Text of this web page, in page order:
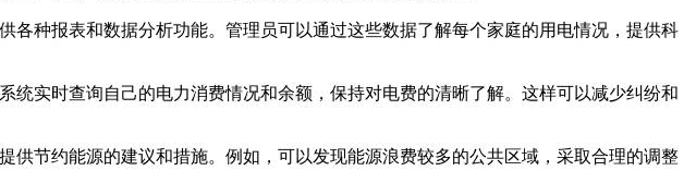
种报表和数据分析功能。管理员可以通过这些数据了解每个家庭的用电情况，提供科
实时查询自己的电力消费情况和余额，保持对电费的清晰了解。这样可以减少纠纷和
节约能源的建议和措施。例如，可以发现能源浪费较多的公共区域，采取合理的调整